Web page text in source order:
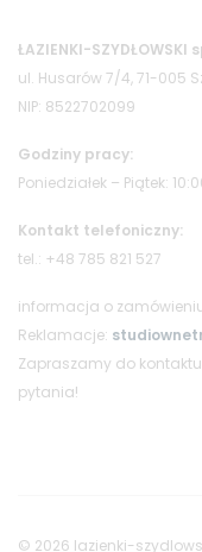
ŁAZIENKI-SZYDŁOWSKI
ul. Husarów 7/4, 71-005
NIP: 8522702099
Godziny pracy:
Poniedziałek – Piątek:
Kontakt telefoniczny:
tel.: +48 785 821 527
informacja o
Reklamacje:
Zapraszamy do
pytania!
© 2026 lazienki-